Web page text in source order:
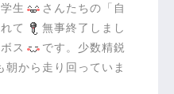
生
さんたちの「自
て
無事終了しまし
ス
です。少数精鋭
朝から走り回っていま